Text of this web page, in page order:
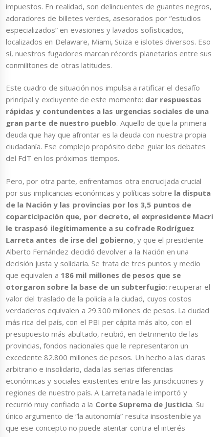
impuestos. En realidad, son delincuentes de guantes negros,
adoradores de billetes verdes, asesorados por “estudios
especializados” en evasiones y lavados sofisticados,
localizados en Delaware, Miami, Suiza e islotes diversos. Eso
sí, nuestros fugadores marcan récords planetarios entre sus
conmilitones de otras latitudes.
Este cuadro de situación nos impulsa a ratificar el desafío
principal y excluyente de este momento: dar respuestas
rápidas y contundentes a las urgencias sociales de una
gran parte de nuestro pueblo. Aquello de que la primera
deuda que hay que afrontar es la deuda con nuestra propia
ciudadanía. Ese complejo propósito debe guiar los debates
del FdT en los próximos tiempos.
Pero, por otra parte, enfrentamos otra encrucijada crucial
por sus implicancias económicas y políticas sobre la disputa
de la Nación y las provincias por los 3,5 puntos de
coparticipación que, por decreto, el expresidente Macri
le traspasó ilegítimamente a su cofrade Rodríguez
Larreta antes de irse del gobierno, y que el presidente
Alberto Fernández decidió devolver a la Nación en una
decisión justa y solidaria. Se trata de tres puntos y medio
que equivalen a 186 mil millones de pesos que se
otorgaron sobre la base de un subterfugio: recuperar el
valor del traslado de la policía a la ciudad, cuyos costos
verdaderos equivalen a 29.300 millones de pesos. La ciudad
más rica del país, con el PBI per cápita más alto, con el
presupuesto más abultado, recibió, en detrimento de las
provincias, fondos nacionales que le representaron un
excedente 82.800 millones de pesos. Un hecho a las claras
arbitrario e insolidario, dada las serias diferencias
económicas y sociales existentes entre las jurisdicciones y
regiones de nuestro país. A Larreta nada le importó y
recurrió muy confiado a la Corte Suprema de Justicia. Su
único argumento de “la autonomía” resulta insostenible ya
que ese concepto no puede atentar contra el interés